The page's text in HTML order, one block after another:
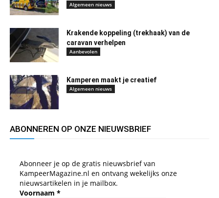
Algemeen nieuws
Krakende koppeling (trekhaak) van de
caravan verhelpen
Aanbevolen
Kamperen maakt je creatief
Algemeen nieuws
ABONNEREN OP ONZE NIEUWSBRIEF
Abonneer je op de gratis nieuwsbrief van
KampeerMagazine.nl en ontvang wekelijks onze
nieuwsartikelen in je mailbox.
Voornaam *